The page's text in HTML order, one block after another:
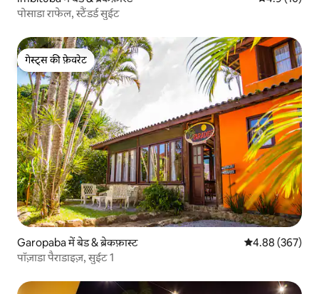
पोसाडा राफेल, स्टैंडर्ड सुईट
गेस्ट्स की फ़ेवरेट
गेस्ट्स की फ़ेवरेट
Garopaba में बेड & ब्रेकफ़ास्ट औसत रेटिंग 5 में से
4.88 (367)
पॉज़ाडा पैराडाइज़, सुईट 1